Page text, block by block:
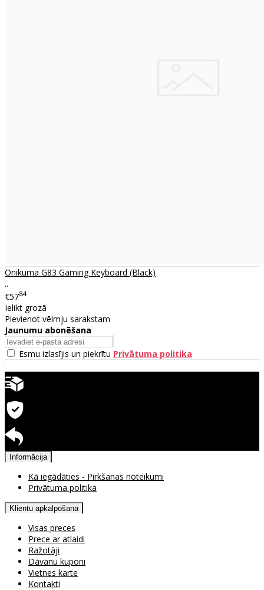
Onikuma G83 Gaming Keyboard (Black)
..
€5784
Ielikt grozā
Pievienot vēlmju sarakstam
Jaunumu abonēšana
Esmu izlasījis un piekrītu Privātuma politika
Informācija
Kā iegādāties - Pirkšanas noteikumi
Privātuma politika
Klientu apkalpošana
Visas preces
Prece ar atlaidi
Ražotāji
Dāvanu kuponi
Vietnes karte
Kontakti